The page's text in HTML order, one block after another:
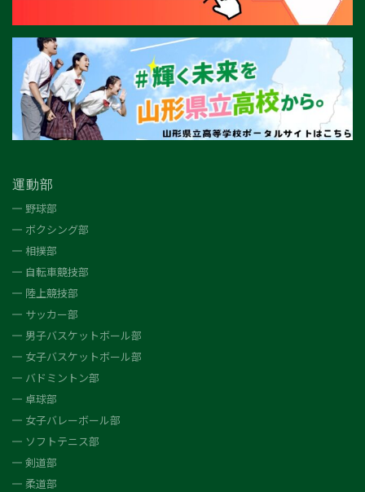
運動部
野球部
ボクシング部
相撲部
自転車競技部
陸上競技部
サッカー部
男子バスケットボール部
女子バスケットボール部
バドミントン部
卓球部
女子バレーボール部
ソフトテニス部
剣道部
柔道部